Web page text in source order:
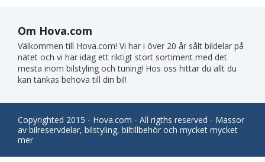
Om Hova.com
Välkommen till Hova.com! Vi har i över 20 år sålt bildelar på
nätet och vi har idag ett riktigt stort sortiment med det
mesta inom bilstyling och tuning! Hos oss hittar du allt du
kan tänkas behöva till din bil!
Copyrighted 2015 - Hova.com - All rigths reserved - Massor
av bilreservdelar, bilstyling, biltillbehör och mycket mycket
mer